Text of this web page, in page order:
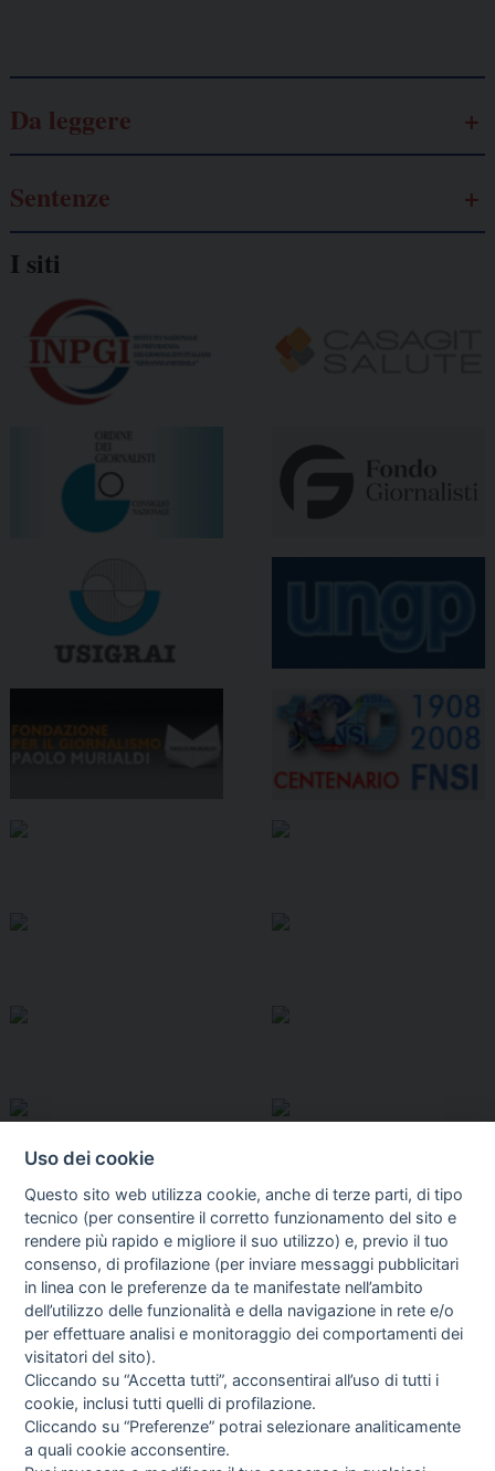
Da leggere
Sentenze
I siti
I libri Vedi tutti
Uso dei cookie
Questo sito web utilizza cookie, anche di terze parti, di tipo
tecnico (per consentire il corretto funzionamento del sito e
rendere più rapido e migliore il suo utilizzo) e, previo il tuo
consenso, di profilazione (per inviare messaggi pubblicitari
in linea con le preferenze da te manifestate nell’ambito
dell’utilizzo delle funzionalità e della navigazione in rete e/o
per effettuare analisi e monitoraggio dei comportamenti dei
visitatori del sito).
Cliccando su “Accetta tutti”, acconsentirai all’uso di tutti i
cookie, inclusi tutti quelli di profilazione.
Cliccando su “Preferenze” potrai selezionare analiticamente
a quali cookie acconsentire.